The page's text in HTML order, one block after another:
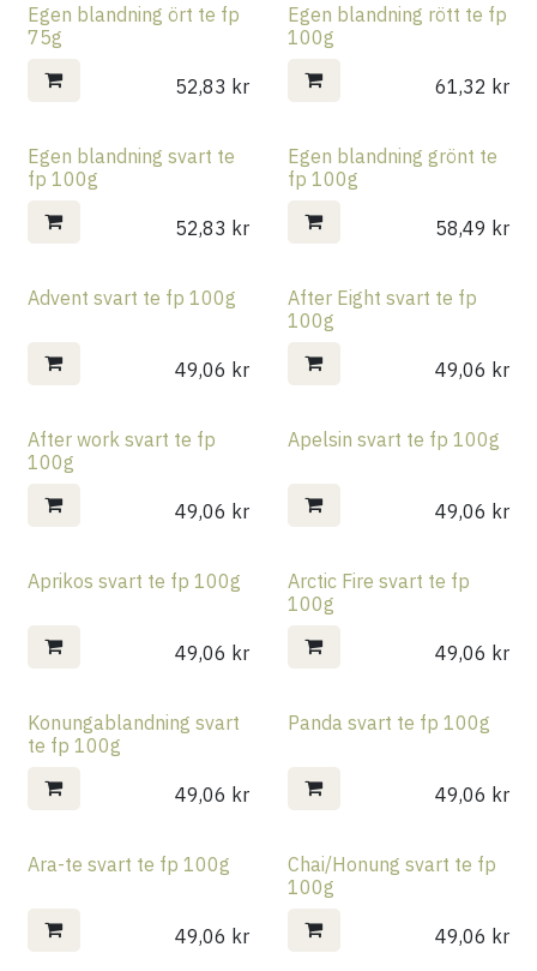
Egen blandning ört te fp
75g
52,83 kr
Egen blandning rött te fp
100g
61,32 kr
Egen blandning svart te
fp 100g
52,83 kr
Egen blandning grönt te
fp 100g
58,49 kr
Advent svart te fp 100g
49,06 kr
After Eight svart te fp
100g
49,06 kr
After work svart te fp
100g
49,06 kr
Apelsin svart te fp 100g
49,06 kr
Aprikos svart te fp 100g
49,06 kr
Arctic Fire svart te fp
100g
49,06 kr
Konungablandning svart
te fp 100g
49,06 kr
Panda svart te fp 100g
49,06 kr
Ara-te svart te fp 100g
49,06 kr
Chai/Honung svart te fp
100g
49,06 kr